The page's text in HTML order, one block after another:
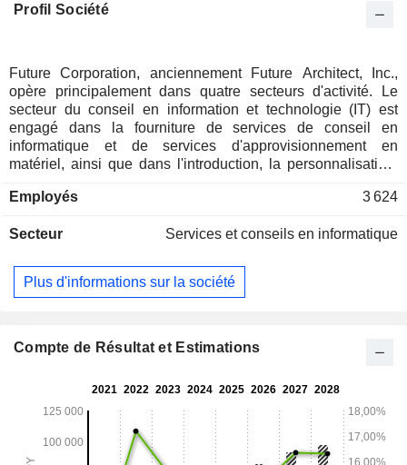
Profil Société
Future Corporation, anciennement Future Architect, Inc.,
opère principalement dans quatre secteurs d'activité. Le
secteur du conseil en information et technologie (IT) est
engagé dans la fourniture de services de conseil en
informatique et de services d'approvisionnement en
matériel, ainsi que dans l'introduction, la personnalisation,
intégrés (ERP). Le secteur des progiciels et des services
d'assistance pour le logiciel FUTUREONE et de la
que de l'activité de gestion des stocks logistiques en nuage
(WMS) et autres. Le segment Nouveaux médias et services
Revitalisation des sociétés s'occupe de l'exploitation de
dans l'investissement, la propriété et l'exploitation de titres.
consolidées et sept sociétés associées.
Employés 3 624
Secteur Services et conseils en informatique
Plus d'informations sur la société
Compte de Résultat et Estimations